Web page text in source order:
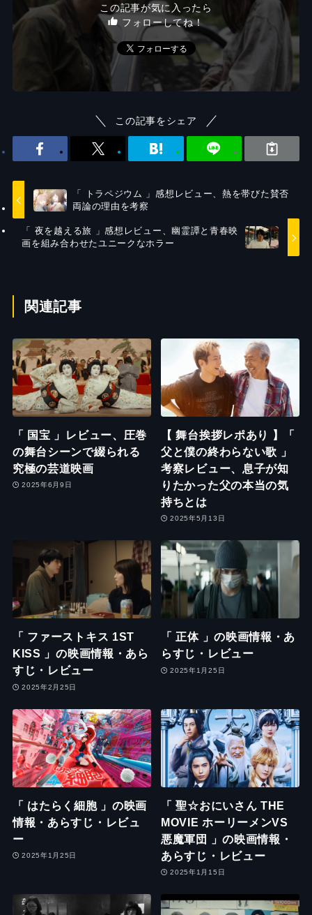
この記事が気に入ったら
フォローしてね！
この記事をシェア
「 トラペジウム 」感想レビュー、熱を帯びた賛否
両論の理由を考察
「 夜を越える旅 」感想レビュー、幽霊譚と青春映
画を組み合わせたユニークなホラー
関連記事
「 国宝 」レビュー、圧巻
の舞台シーンで綴られる
究極の芸道映画
2025年6月9日
【 舞台挨拶レポあり 】「
父と僕の終わらない歌 」
考察レビュー、息子が知
りたかった父の本当の気
持ちとは
2025年5月13日
「 ファーストキス 1ST
KISS 」の映画情報・あら
すじ・レビュー
2025年2月25日
「 正体 」の映画情報・あ
らすじ・レビュー
2025年1月25日
「 はたらく細胞 」の映画
情報・あらすじ・レビュ
ー
2025年1月25日
「 聖☆おにいさん THE
MOVIE ホーリーメンVS
悪魔軍団 」の映画情報・
あらすじ・レビュー
2025年1月15日